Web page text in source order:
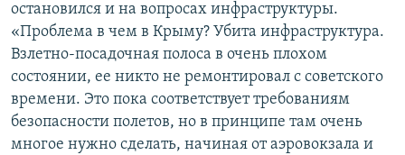
остановился и на вопросах инфраструктуры.
«Проблема в чем в Крыму? Убита инфраструктура.
Взлетно-посадочная полоса в очень плохом
состоянии, ее никто не ремонтировал с советского
времени. Это пока соответствует требованиям
безопасности полетов, но в принципе там очень
многое нужно сделать, начиная от аэровокзала и